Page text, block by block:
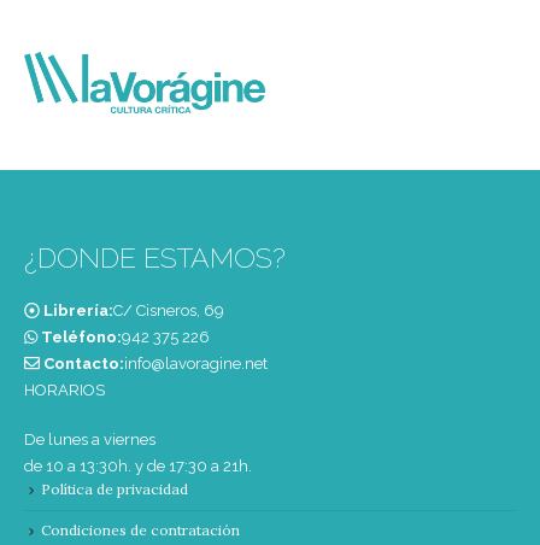
¿DONDE ESTAMOS?
Librería:C/ Cisneros, 69
Teléfono:‭942 375 226‬
Contacto:info@lavoragine.net
HORARIOS
De lunes a viernes
de 10 a 13:30h. y de 17:30 a 21h.
Política de privacidad
Condiciones de contratación